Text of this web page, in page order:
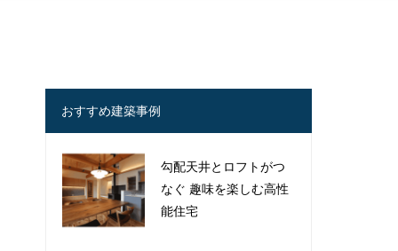
おすすめ建築事例
勾配天井とロフトがつ
なぐ 趣味を楽しむ高性
能住宅